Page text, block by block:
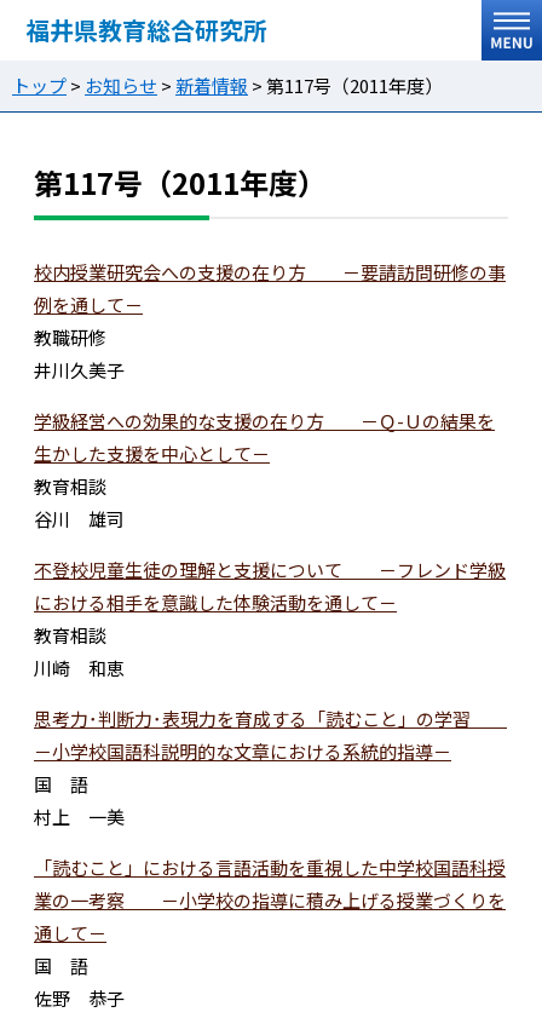
福井県教育総合研究所
トップ> お知らせ > 新着情報 >第117号（2011年度）
第117号（2011年度）
校内授業研究会への支援の在り方 －要請訪問研修の事
例を通して－
教職研修
井川久美子
学級経営への効果的な支援の在り方 －Ｑ-Ｕの結果を
生かした支援を中心として－
教育相談
谷川 雄司
不登校児童生徒の理解と支援について －フレンド学級
における相手を意識した体験活動を通して－
教育相談
川崎 和恵
思考力･判断力･表現力を育成する「読むこと」の学習
－小学校国語科説明的な文章における系統的指導－
国 語
村上 一美
「読むこと」における言語活動を重視した中学校国語科授
業の一考察 －小学校の指導に積み上げる授業づくりを
通して－
国 語
佐野 恭子